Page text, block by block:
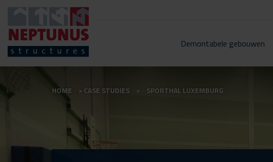
Demontabele gebouwen
HOME CASE STUDIES SPORTHAL LUXEMBURG